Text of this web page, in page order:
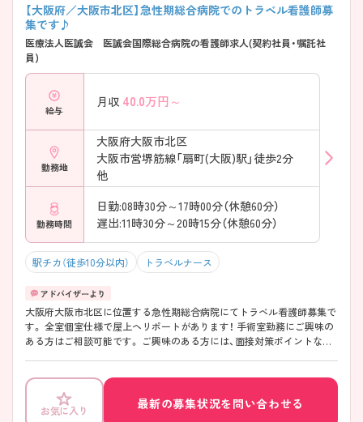
【大阪府／大阪市北区】急性期総合病院でのトラベル看護師募
集です♪
医療法人医誠会 医誠会国際総合病院の看護師求人(契約社員・嘱託社
員)
給与
月収 40.0万円～
勤務地
大阪府大阪市北区
大阪市営堺筋線「扇町(大阪)駅」徒歩2分
他
勤務時間
日勤:08時30分～17時00分（休憩60分）
遅出:11時30分～20時15分（休憩60分）
駅チカ（徒歩10分以内） トラベルナース
大阪府大阪市北区に位置する急性期総合病院にてトラベル看護師募集で
す。 全室個室仕様で屋上ヘリポートがあります！ 手術室勤務にご興味の
ある方はご相談可能です。 ご興味のある方には、面接対策ポイントなど、
お気に入り 最新の募集状況を問い合わせる